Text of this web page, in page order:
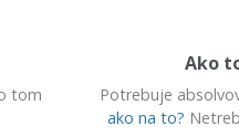
tom
Ako
Potrebuje
ako na to?